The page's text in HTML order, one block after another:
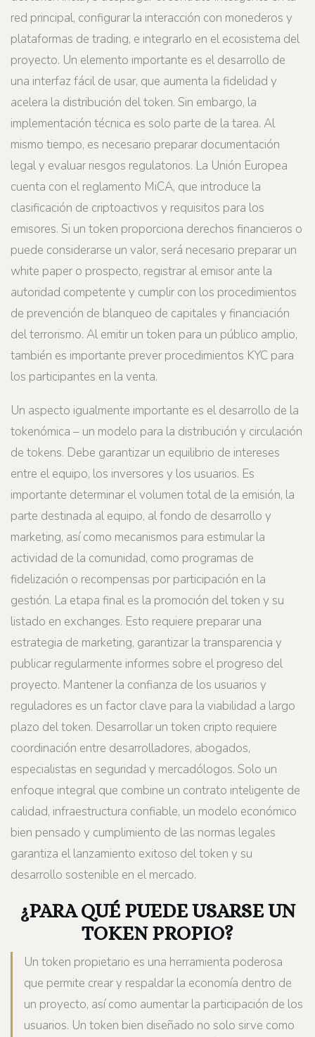
red principal, configurar la interacción con monederos y
plataformas de trading, e integrarlo en el ecosistema del
proyecto. Un elemento importante es el desarrollo de
una interfaz fácil de usar, que aumenta la fidelidad y
acelera la distribución del token. Sin embargo, la
implementación técnica es solo parte de la tarea. Al
mismo tiempo, es necesario preparar documentación
legal y evaluar riesgos regulatorios. La Unión Europea
cuenta con el reglamento MiCA, que introduce la
clasificación de criptoactivos y requisitos para los
emisores. Si un token proporciona derechos financieros o
puede considerarse un valor, será necesario preparar un
white paper o prospecto, registrar al emisor ante la
autoridad competente y cumplir con los procedimientos
de prevención de blanqueo de capitales y financiación
del terrorismo. Al emitir un token para un público amplio,
también es importante prever procedimientos KYC para
los participantes en la venta.
Un aspecto igualmente importante es el desarrollo de la
tokenómica – un modelo para la distribución y circulación
de tokens. Debe garantizar un equilibrio de intereses
entre el equipo, los inversores y los usuarios. Es
importante determinar el volumen total de la emisión, la
parte destinada al equipo, al fondo de desarrollo y
marketing, así como mecanismos para estimular la
actividad de la comunidad, como programas de
fidelización o recompensas por participación en la
gestión. La etapa final es la promoción del token y su
listado en exchanges. Esto requiere preparar una
estrategia de marketing, garantizar la transparencia y
publicar regularmente informes sobre el progreso del
proyecto. Mantener la confianza de los usuarios y
reguladores es un factor clave para la viabilidad a largo
plazo del token. Desarrollar un token cripto requiere
coordinación entre desarrolladores, abogados,
especialistas en seguridad y mercadólogos. Solo un
enfoque integral que combine un contrato inteligente de
calidad, infraestructura confiable, un modelo económico
bien pensado y cumplimiento de las normas legales
garantiza el lanzamiento exitoso del token y su
desarrollo sostenible en el mercado.
¿PARA QUÉ PUEDE USARSE UN
TOKEN PROPIO?
Un token propietario es una herramienta poderosa
que permite crear y respaldar la economía dentro de
un proyecto, así como aumentar la participación de los
usuarios. Un token bien diseñado no solo sirve como